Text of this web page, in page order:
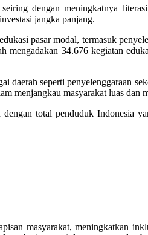
dengan meningkatnya
jangka panjang.
pasar modal, termasuk
34.676 kegiatan
daerah seperti penyelenggaraan
menjangkau masyarakat luas dan
total penduduk Indonesia
masyarakat, meningkatkan